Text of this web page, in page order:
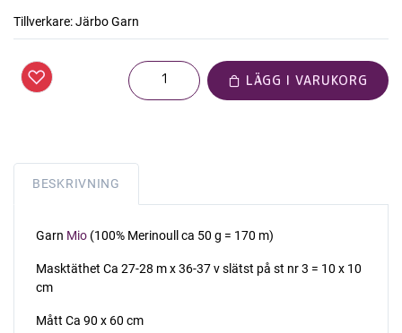
Tillverkare:Järbo Garn
LÄGG I VARUKORG
BESKRIVNING
Garn Mio (100% Merinoull ca 50 g = 170 m)
Masktäthet Ca 27-28 m x 36-37 v slätst på st nr 3 = 10 x 10
cm
Mått Ca 90 x 60 cm